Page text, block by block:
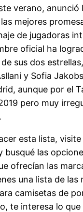
verano, anunció
mejores
de jugadoras
oficial ha
sus dos
y Sofia
aunque por el
pero muy
esta lista,
busqué las
ofrecían las
una lista de las
camisetas de
te interesa lo